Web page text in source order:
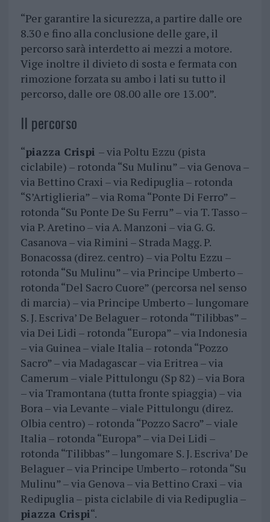
“Per garantire la sicurezza, a partire dalle ore
8.30 e fino alla conclusione delle gare, il
percorso sarà interdetto ai mezzi a motore.
Vige inoltre il divieto di sosta e fermata con
rimozione forzata su ambo i lati su tutto il
percorso, dalle ore 08.00 alle ore 13.00”.
Il percorso
“piazza Crispi – via Poltu Ezzu (pista
ciclabile) – rotonda “Su Mulinu” – via Genova –
via Bettino Craxi – via Redipuglia – rotonda
“S’Artiglieria” – via Roma “Ponte Di Ferro” –
rotonda “Su Ponte De Su Ferru” – via T. Tasso –
via P. Aretino – via A. Manzoni – via G. G.
Casanova – via Rimini – Strada Magg. P.
Bonacossa (direz. centro) – via Poltu Ezzu –
rotonda “Su Mulinu” – via Principe Umberto –
rotonda “Del Sacro Cuore” (percorsa nel senso
di marcia) – via Principe Umberto – lungomare
S. J. Escriva’ De Belaguer – rotonda “Tilibbas” –
via Dei Lidi – rotonda “Europa” – via Indonesia
– via Guinea – viale Italia – rotonda “Pozzo
Sacro” – via Madagascar – via Eritrea – via
Camerum – viale Pittulongu (Sp 82) – via Bora
– via Tramontana (tutta fronte spiaggia) – via
Bora – via Levante – viale Pittulongu (direz.
Olbia centro) – rotonda “Pozzo Sacro” – viale
Italia – rotonda “Europa” – via Dei Lidi –
rotonda “Tilibbas” – lungomare S. J. Escriva’ De
Belaguer – via Principe Umberto – rotonda “Su
Mulinu” – via Genova – via Bettino Craxi – via
Redipuglia – pista ciclabile di via Redipuglia –
piazza Crispi“.